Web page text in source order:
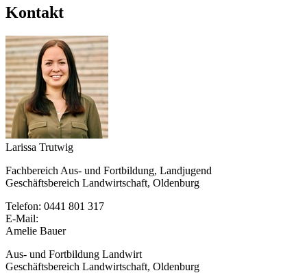
Kontakt
Larissa Trutwig
Fachbereich Aus- und Fortbildung, Landjugend
Geschäftsbereich Landwirtschaft, Oldenburg
Telefon: 0441 801 317
E-Mail:
Amelie Bauer
Aus- und Fortbildung Landwirt
Geschäftsbereich Landwirtschaft, Oldenburg